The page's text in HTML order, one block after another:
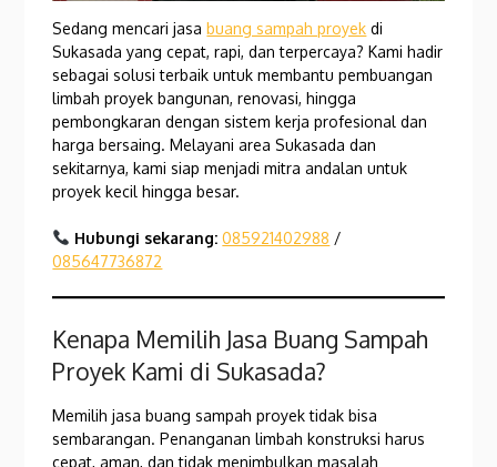
Sedang mencari jasabuang sampah proyek di
Sukasada yang cepat, rapi, dan terpercaya? Kami hadir
sebagai solusi terbaik untuk membantu pembuangan
limbah proyek bangunan, renovasi, hingga
pembongkaran dengan sistem kerja profesional dan
harga bersaing. Melayani area Sukasada dan
sekitarnya, kami siap menjadi mitra andalan untuk
proyek kecil hingga besar.
Hubungi sekarang: 085921402988 /
085647736872
Kenapa Memilih Jasa Buang Sampah
Proyek Kami di Sukasada?
Memilih jasa buang sampah proyek tidak bisa
sembarangan. Penanganan limbah konstruksi harus
cepat, aman, dan tidak menimbulkan masalah